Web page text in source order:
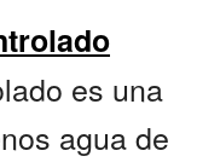
es una
agua de